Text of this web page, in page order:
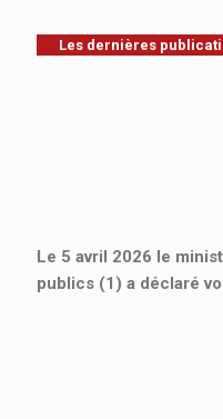
Les dernières
Le 5 avril 2026 le
publics (1) a déclaré